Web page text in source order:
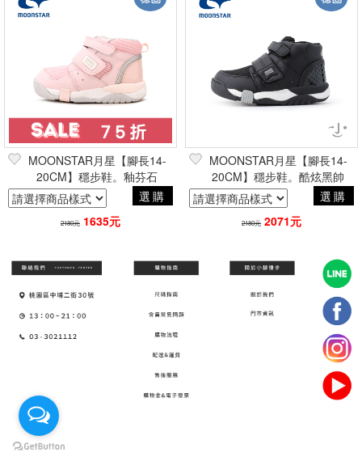
MOONSTAR月星【腳長14-
20CM】穩步鞋。釉芬石
選購
2180元 1635元
MOONSTAR月星【腳長14-
20CM】穩步鞋。酷炫黑帥
選購
2180元 2071元